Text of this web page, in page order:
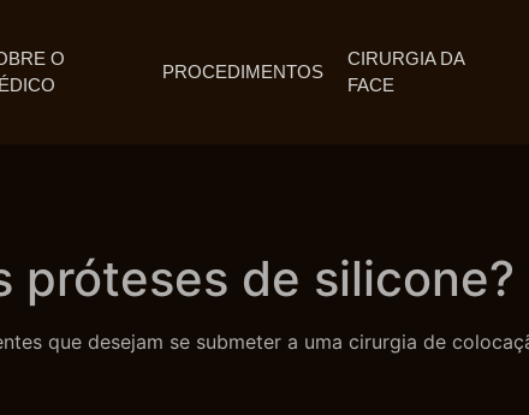
O
PROCEDIMENTOS
CIRURGIA DA
FACE
próteses de silicone?
que desejam se submeter a uma cirurgia de